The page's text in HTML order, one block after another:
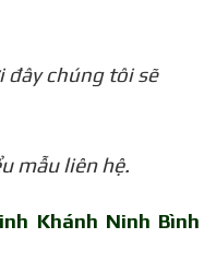
đây chúng tôi sẽ
mẫu liên hệ.
Khánh Ninh Bình